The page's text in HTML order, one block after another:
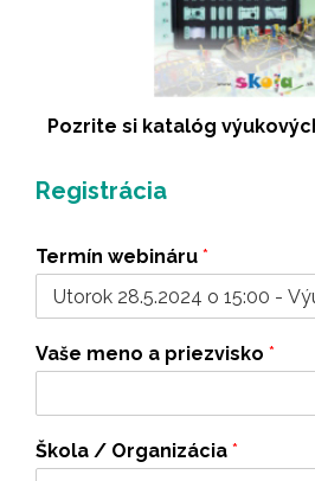
Pozrite si katalóg
Registrácia
Termín webináru *
Vaše meno a priezvisko *
Škola / Organizácia *